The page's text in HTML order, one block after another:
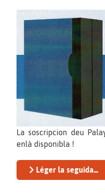
La soscripcion deu
enlà disponibla !
Léger la seguida...